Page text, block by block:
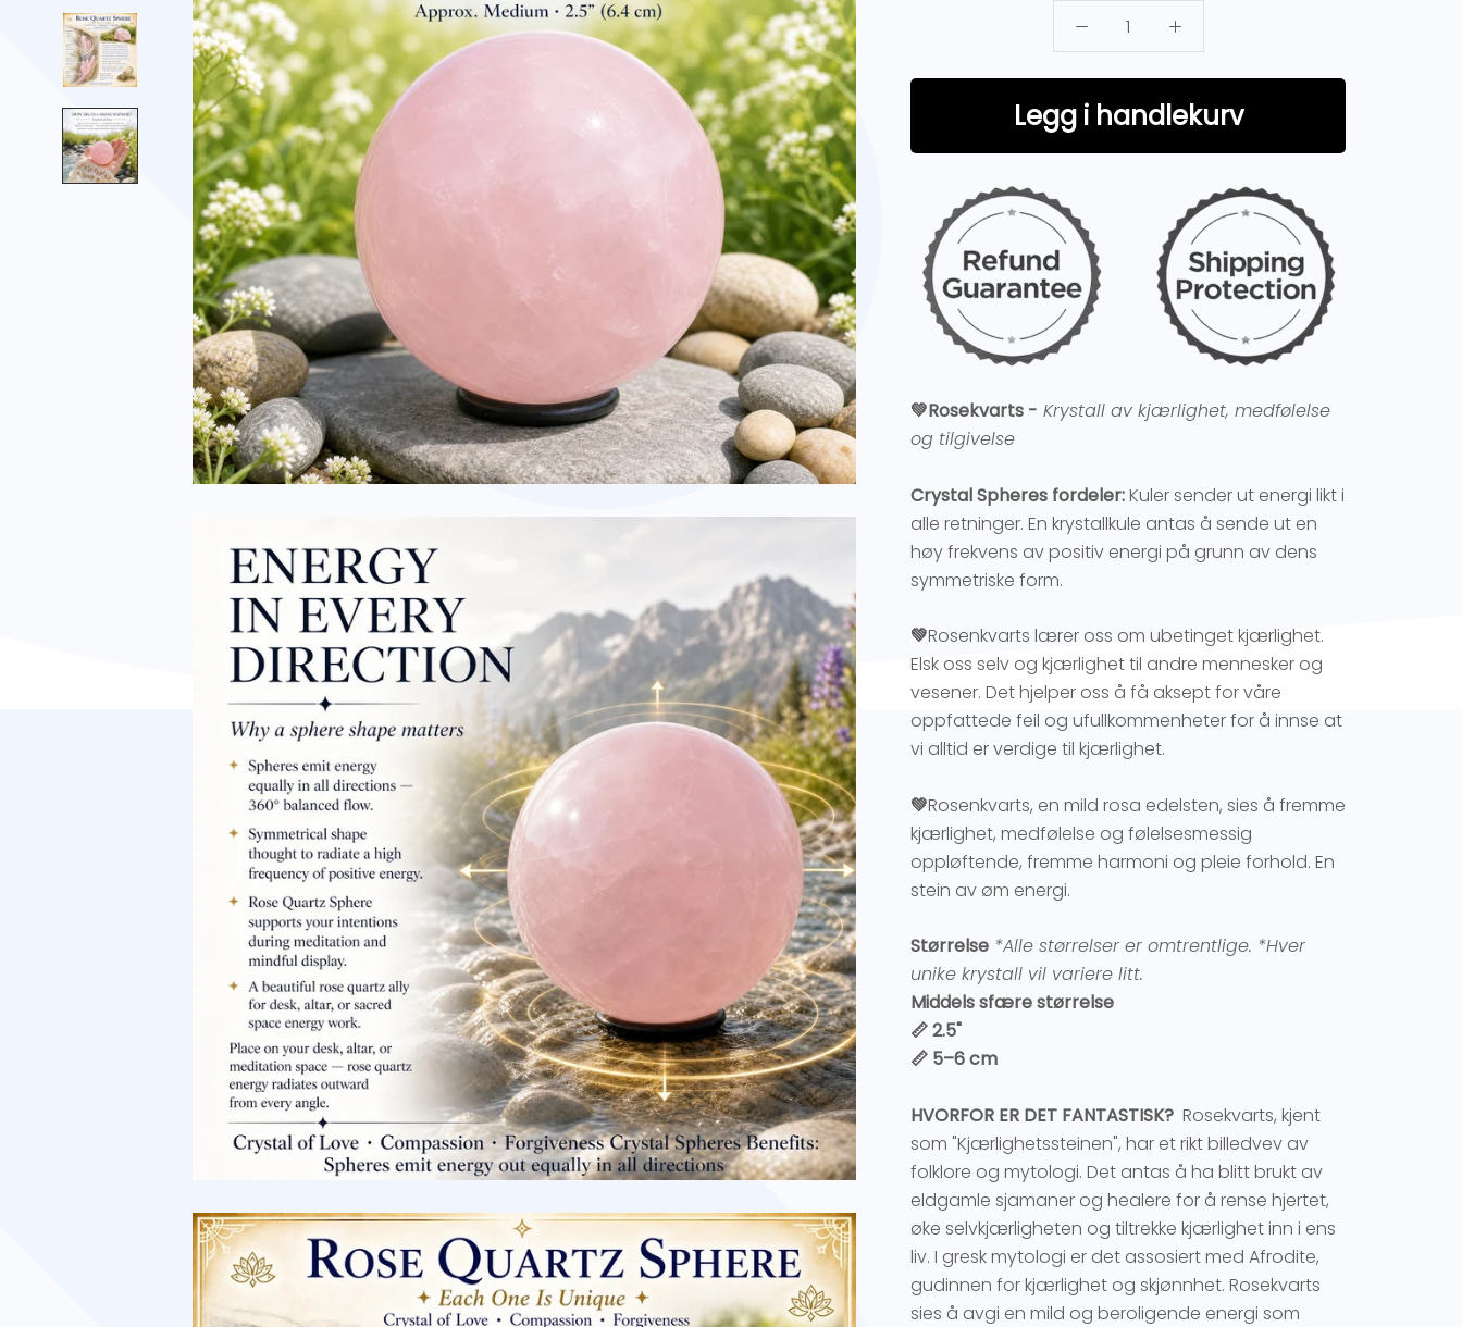
Legg i handlekurv
💚Rosekvarts - Krystall av kjærlighet, medfølelse
og tilgivelse
Crystal Spheres fordeler:Kuler sender ut energi likt i
alle retninger. En krystallkule antas å sende ut en
høy frekvens av positiv energi på grunn av dens
symmetriske form.
💚Rosenkvarts lærer oss om ubetinget kjærlighet.
Elsk oss selv og kjærlighet til andre mennesker og
vesener. Det hjelper oss å få aksept for våre
oppfattede feil og ufullkommenheter for å innse at
vi alltid er verdige til kjærlighet.
💚Rosenkvarts, en mild rosa edelsten, sies å fremme
kjærlighet, medfølelse og følelsesmessig
oppløftende, fremme harmoni og pleie forhold. En
stein av øm energi.
Størrelse *Alle størrelser er omtrentlige. *Hver
unike krystall vil variere litt.
Middels sfære størrelse
📏 2.5"
📏 5–6 cm
HVORFOR ER DET FANTASTISK? Rosekvarts, kjent
som "Kjærlighetssteinen", har et rikt billedvev av
folklore og mytologi. Det antas å ha blitt brukt av
eldgamle sjamaner og healere for å rense hjertet,
øke selvkjærligheten og tiltrekke kjærlighet inn i ens
liv. I gresk mytologi er det assosiert med Afrodite,
gudinnen for kjærlighet og skjønnhet. Rosekvarts
sies å avgi en mild og beroligende energi som